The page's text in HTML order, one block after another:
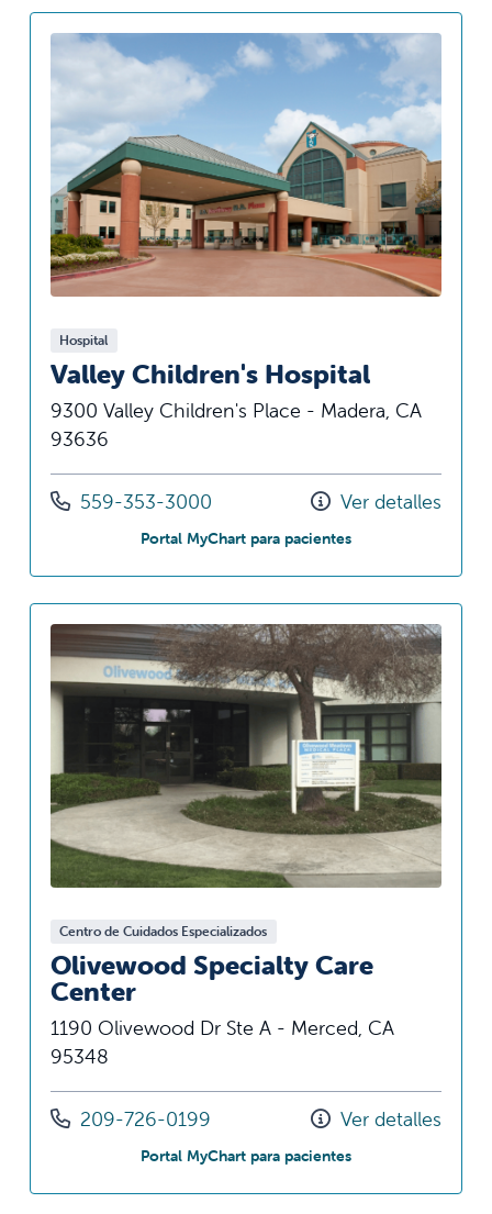
Hospital
Valley Children's Hospital
9300 Valley Children's Place - Madera, CA
93636
Llámenos al
559-353-3000 Ver detalles
Portal MyChart para pacientesen Valley
Centro de Cuidados Especializados
Olivewood Specialty Care
Center
1190 Olivewood Dr Ste A - Merced, CA
95348
Llámenos al
209-726-0199 Ver detalles
Portal MyChart para pacientesen Olivewood